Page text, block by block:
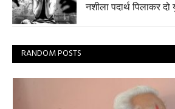
नशीला पदार्थ पिलाकर
RANDOM POSTS